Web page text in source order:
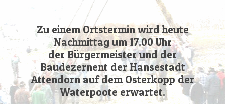
Zu einem Ortstermin wird heute
Nachmittag um 17.00 Uhr
der Bürgermeister und der
Baudezernent der Hansestadt
Attendorn auf dem Osterkopp der
Waterpoote erwartet.